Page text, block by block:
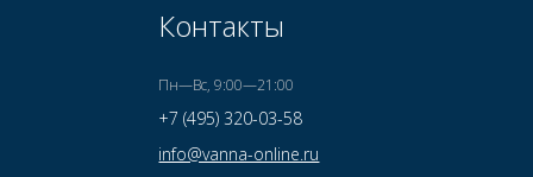
Контакты
Пн—Вс, 9:00—21:00
+7 (495) 320-03-58
info@vanna-online.ru